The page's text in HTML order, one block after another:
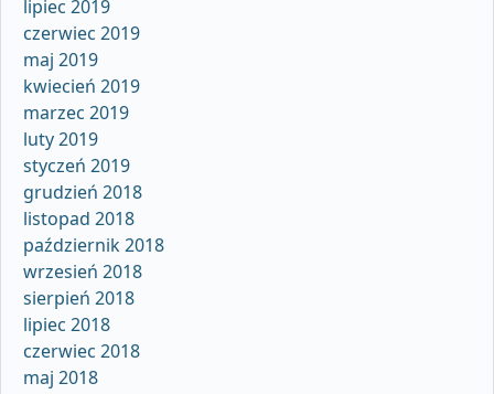
lipiec 2019
czerwiec 2019
maj 2019
kwiecień 2019
marzec 2019
luty 2019
styczeń 2019
grudzień 2018
listopad 2018
październik 2018
wrzesień 2018
sierpień 2018
lipiec 2018
czerwiec 2018
maj 2018